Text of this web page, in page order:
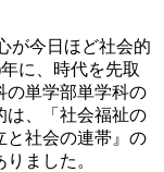
が今日ほど社会的
に、時代を先取
の単学部単学科の
は、「社会福祉の
と社会の連帯』の
ました。